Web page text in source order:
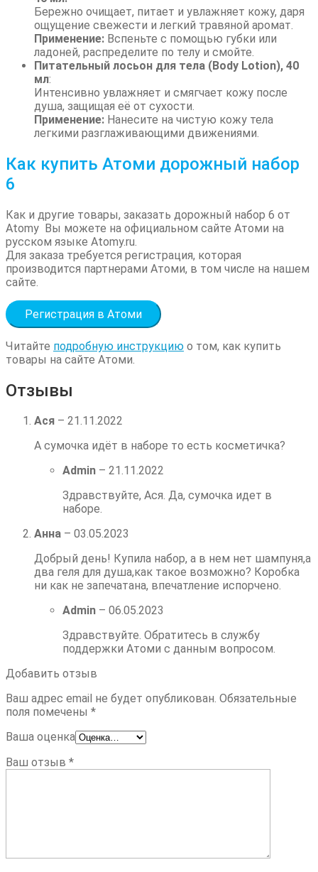
Бережно очищает, питает и увлажняет кожу, даря
ощущение свежести и легкий травяной аромат.
Применение: Вспеньте с помощью губки или
ладоней, распределите по телу и смойте.
Питательный лосьон для тела (Body Lotion), 40
мл:
Интенсивно увлажняет и смягчает кожу после
душа, защищая её от сухости.
Применение: Нанесите на чистую кожу тела
легкими разглаживающими движениями.
Как купить Атоми дорожный набор
6
Как и другие товары, заказать дорожный набор 6 от
Atomy Вы можете на официальном сайте Атоми на
русском языке Atomy.ru.
Для заказа требуется регистрация, которая
производится партнерами Атоми, в том числе на нашем
сайте.
Регистрация в Атоми
Читайте подробную инструкцию о том, как купить
товары на сайте Атоми.
Отзывы
Ася – 21.11.2022
А сумочка идёт в наборе то есть косметичка?
Admin – 21.11.2022
Здравствуйте, Ася. Да, сумочка идет в
наборе.
Анна – 03.05.2023
Добрый день! Купила набор, а в нем нет шампуня,а
два геля для душа,как такое возможно? Коробка
ни как не запечатана, впечатление испорчено.
Admin – 06.05.2023
Здравствуйте. Обратитесь в службу
поддержки Атоми с данным вопросом.
Добавить отзыв
Ваш адрес email не будет опубликован. Обязательные
поля помечены *
Ваша оценка
Ваш отзыв *